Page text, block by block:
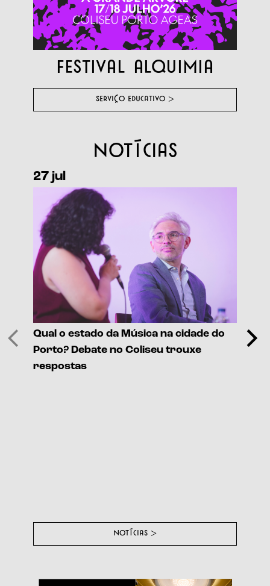
Festival Alquimia
SERVIÇO EDUCATIVO >
Notícias
27 jul
Qual o estado da Música na cidade do
Porto? Debate no Coliseu trouxe
respostas
NOTÍCIAS >